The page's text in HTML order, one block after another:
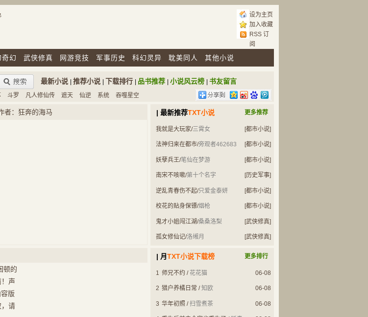
设为主页
加入收藏
RSS 订
阅
奇幻 武侠修真 网游竞技 军事历史 科幻灵异 耽美同人 其他小说
最新小说 推荐小说 下载排行 品书推荐 小说风云榜 书友留言
斗罗 凡人修仙传 遮天 仙逆 系统 吞噬星空
者：狂奔的海马 更多推荐
| 最新推荐TXT小说
[都市小说]
我就是大玩家/三霄女
[都市小说]
法神归来在都市/旁观者462683
[都市小说]
妖孽兵王/笔仙在梦游
[历史军事]
南宋不咳嗽/第十个名字
[都市小说]
逆乱青春伤不起/只爱金泰妍
[都市小说]
校花的贴身保镖/烟枪
[武侠修真]
鬼才小姐闯江湖/桑桑洛梨
[武侠修真]
孤女修仙记/洛缃月
顿的
声
版
，请
更多排行
| 月TXT小说下载榜
06-08
1 师兄不约 / 花花猫
06-08
2 猎户养橘日常 /知欧
06-08
3 华年初照 /扫雪煮茶